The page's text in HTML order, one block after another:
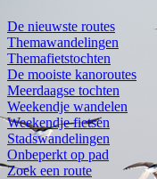
De nieuwste routes
Themawandelingen
Themafietstochten
De mooiste kanoroutes
Meerdaagse tochten
Weekendje wandelen
Weekendje fietsen
Stadswandelingen
Onbeperkt op pad
Zoek een route